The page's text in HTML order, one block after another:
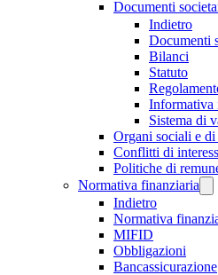
Documenti
Indietro
Documenti
Bilanci
Statuto
Informativa
Sistema di
Organi sociali e
Conflitti di
Politiche di
Normativa finanziaria
Indietro
Normativa
MIFID
Obbligazioni
Bancassicurazione